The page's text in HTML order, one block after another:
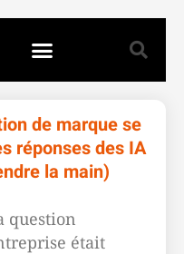
de marque se
réponses des IA
la main)
question
était